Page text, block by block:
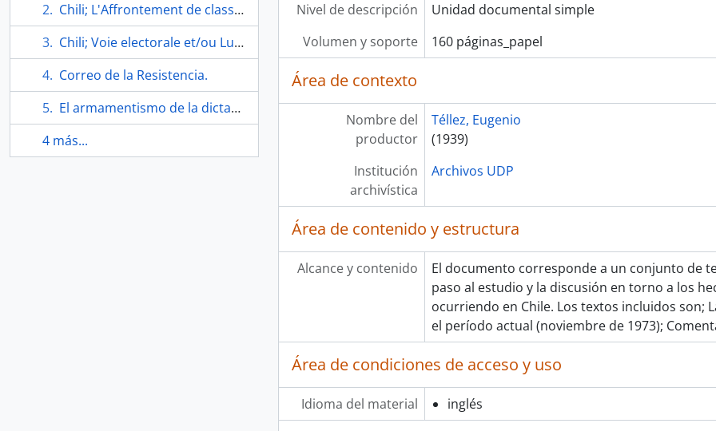
Chili; L'Affrontement de classes; 1970-1973.
Chili; Voie electorale et/ou Luttee Armee.
Correo de la Resistencia.
El armamentismo de la dictadura gorila.
4 más...
Nivel de descripción
Unidad documental simple
Volumen y soporte
160 páginas_papel
Área de contexto
Nombre del
productor
Téllez, Eugenio
(1939)
Institución
archivística
Archivos UDP
Área de contenido y estructura
Alcance y contenido
El documento corresponde a un conjunto de
paso al estudio y la discusión en torno a los
ocurriendo en Chile. Los textos incluidos son;
el período actual (noviembre de 1973);
Área de condiciones de acceso y uso
Idioma del material inglés